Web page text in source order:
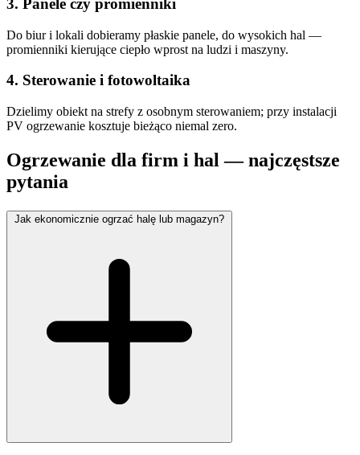
3. Panele czy promienniki
Do biur i lokali dobieramy płaskie panele, do wysokich hal —
promienniki kierujące ciepło wprost na ludzi i maszyny.
4. Sterowanie i fotowoltaika
Dzielimy obiekt na strefy z osobnym sterowaniem; przy instalacji
PV ogrzewanie kosztuje bieżąco niemal zero.
Ogrzewanie dla firm i hal — najczęstsze
pytania
Jak ekonomicznie ogrzać halę lub magazyn?